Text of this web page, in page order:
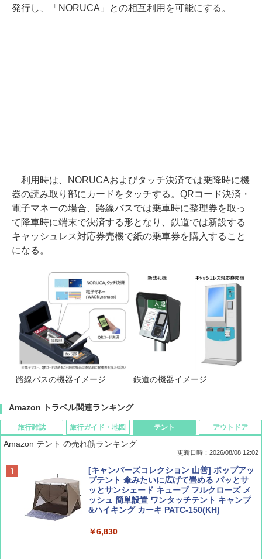
発行し、「NORUCA」との相互利用を可能にする。
利用時は、NORUCAおよびタッチ決済では乗降時に機
器の読み取り部にカードをタッチする。QRコード決済・
電子マネーの場合、路線バスでは乗車時に整理券を取っ
て降車時に端末で決済する形となり、鉄道では新設する
キャッシュレス対応券売機で紙の乗車券を購入すること
になる。
路線バスの機器イメージ 鉄道の機器イメージ
Amazon トラベル関連ランキング
旅行雑誌
BE-PAL(ビ-パル) 2026年 9 月号【特別付録:
SOTO ミニマル"旅"財布 ランダム2種】
￥1,500
旅行ガイド・地図
D40 地球の歩き方 チェンマイ タイ北部の魅
力的な町 2026～2027 地球の歩き方D アジア
￥2,079
テント
Amazon テント の売れ筋ランキング
更新日時：2026/08/08 12:02
[キャンパーズコレクション 山善] ポップアッ
プテント 傘みたいに広げて畳める パッとサ
ッとサンシェード キューブ フルクローズ メ
ッシュ 簡単設置 ワンタッチテント キャンプ
&ハイキング カーキ PATC-150(KH)
￥6,830
アウトドア